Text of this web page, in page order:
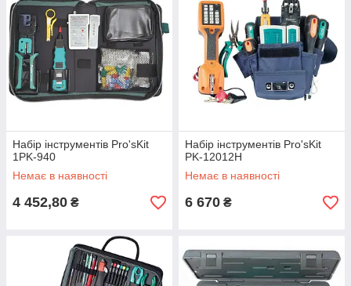
Набір інструментів Pro'sKit
1PK-940
Немає в наявності
4 452,80 ₴
Набір інструментів Pro'sKit
PK-12012H
Немає в наявності
6 670 ₴